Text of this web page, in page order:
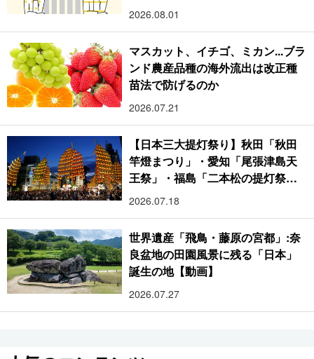
2026.08.01
マスカット、イチゴ、ミカン...ブラ
ンド農産品種の海外流出は改正種
苗法で防げるのか
2026.07.21
【日本三大提灯祭り】秋田「秋田
竿燈まつり」・愛知「尾張津島天
王祭」・福島「二本松の提灯祭
り」:おびただしい灯火が夜空を照
2026.07.18
世界遺産「飛鳥・藤原の宮都」:奈
良盆地の田園風景に残る「日本」
誕生の地【動画】
2026.07.27